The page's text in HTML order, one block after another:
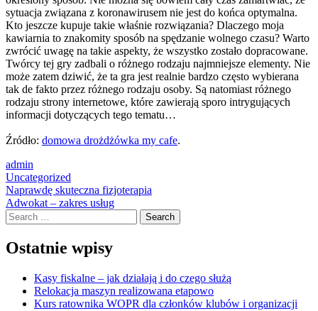
sytuacja związana z koronawirusem nie jest do końca optymalna.
Kto jeszcze kupuje takie właśnie rozwiązania? Dlaczego moja
kawiarnia to znakomity sposób na spędzanie wolnego czasu? Warto
zwrócić uwagę na takie aspekty, że wszystko zostało dopracowane.
Twórcy tej gry zadbali o różnego rodzaju najmniejsze elementy. Nie
może zatem dziwić, że ta gra jest realnie bardzo często wybierana
tak de fakto przez różnego rodzaju osoby. Są natomiast różnego
rodzaju strony internetowe, które zawierają sporo intrygujących
informacji dotyczących tego tematu…
Źródło: domowa drożdżówka my cafe.
admin
Uncategorized
Post
navigation
Naprawdę skuteczna fizjoterapia
Adwokat – zakres usług
Search
Ostatnie wpisy
Kasy fiskalne – jak działają i do czego służą
Relokacja maszyn realizowana etapowo
Kurs ratownika WOPR dla członków klubów i organizacji